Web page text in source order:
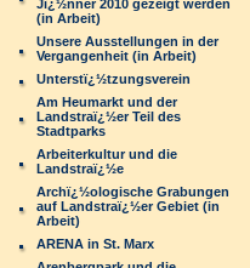
Jï¿½nner 2010 gezeigt werden
(in Arbeit)
Unsere Ausstellungen in der
Vergangenheit (in Arbeit)
Unterstï¿½tzungsverein
Am Heumarkt und der
Landstraï¿½er Teil des
Stadtparks
Arbeiterkultur und die
Landstraï¿½e
Archï¿½ologische Grabungen
auf Landstraï¿½er Gebiet (in
Arbeit)
ARENA in St. Marx